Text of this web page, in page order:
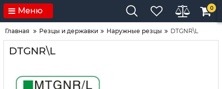
Меню 0
Главная Резцы и державки Наружные резцы DTGNR\L
DTGNR\L